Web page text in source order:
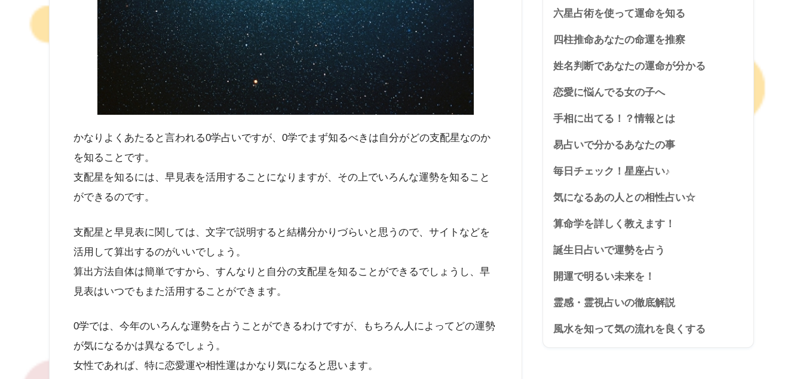
かなりよくあたると言われる0学占いですが、0学でまず知るべきは自分がどの支配星なのか
を知ることです。
支配星を知るには、早見表を活用することになりますが、その上でいろんな運勢を知ること
ができるのです。
支配星と早見表に関しては、文字で説明すると結構分かりづらいと思うので、サイトなどを
活用して算出するのがいいでしょう。
算出方法自体は簡単ですから、すんなりと自分の支配星を知ることができるでしょうし、早
見表はいつでもまた活用することができます。
0学では、今年のいろんな運勢を占うことができるわけですが、もちろん人によってどの運勢
が気になるかは異なるでしょう。
女性であれば、特に恋愛運や相性運はかなり気になると思います。
六星占術を使って運命を知る
四柱推命あなたの命運を推察
姓名判断であなたの運命が分かる
恋愛に悩んでる女の子へ
手相に出てる！？情報とは
易占いで分かるあなたの事
毎日チェック！星座占い♪
気になるあの人との相性占い☆
算命学を詳しく教えます！
誕生日占いで運勢を占う
開運で明るい未来を！
霊感・霊視占いの徹底解説
風水を知って気の流れを良くする